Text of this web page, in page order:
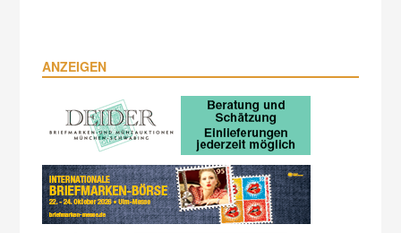
ANZEIGEN